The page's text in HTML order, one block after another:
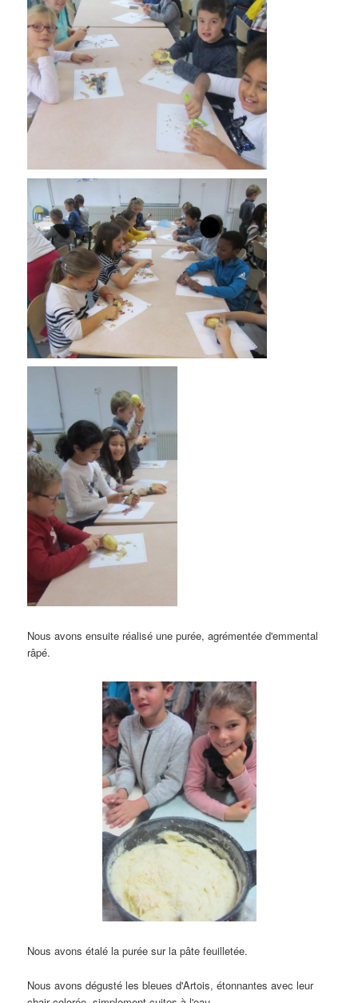
Nous avons ensuite réalisé une purée,agrémentée d'emmental
râpé.
Nous avons étalé la purée sur la pâte feuilletée.
Nous avons dégusté les bleues d'Artois, étonnantes avec leur